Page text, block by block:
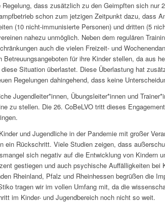
Regelung, dass zusätzlich zu den Geimpften sich nur
schon zum jetzigen Zeitpunkt dazu, dass
(10 nicht-immunisierte Personen) und dritten (5
nahezu unmöglich. Neben dem regulären
auch die vielen Freizeit- und
Betreuungsangeboten für ihre Kinder stellen, da aus
Situation überlastet. Diese Überlastung hat
Regelungen dahingehend, dass keine
Jugendleiter*innen, Übungsleiter*innen und
zu stellen. Die 26. CoBeLVO tritt dieses
und Jugendliche in der Pandemie mit großer
ein Rückschritt. Viele Studien zeigen, dass
sich negativ auf die Entwicklung von Kindern
gestiegen und auch psychische Auffälligkeiten bei
Rheinland, Pfalz und Rheinhessen begrüßen die
tragen wir im vollen Umfang mit, da die
im Kinder- und Jugendbereich noch nicht so weit.